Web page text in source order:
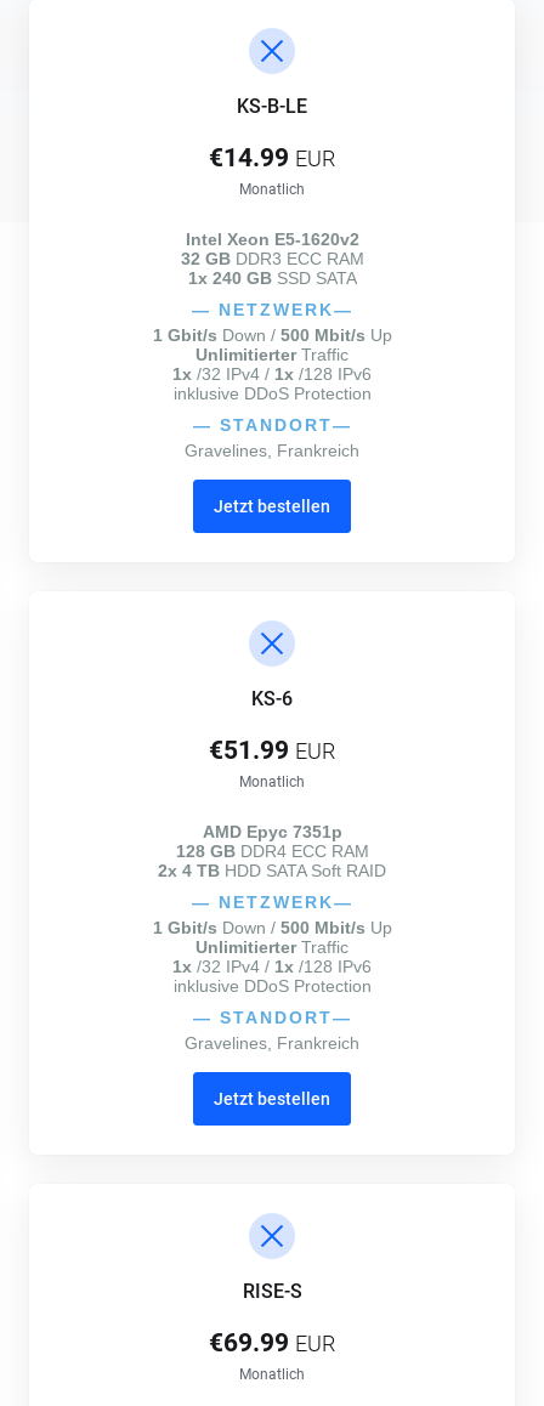
KS-B-LE
€14.99 EUR
Monatlich
Intel Xeon E5-1620v2
32 GBDDR3 ECC RAM
1x 240 GBSSD SATA
— NETZWERK—
1 Gbit/s Down / 500 Mbit/s Up
UnlimitierterTraffic
1x /32 IPv4 / 1x /128 IPv6
inklusive DDoS Protection
— STANDORT—
Gravelines, Frankreich
Jetzt bestellen
KS-6
€51.99 EUR
Monatlich
AMD Epyc 7351p
128 GBDDR4 ECC RAM
2x 4 TB HDD SATA Soft RAID
— NETZWERK—
1 Gbit/s Down / 500 Mbit/s Up
UnlimitierterTraffic
1x /32 IPv4 / 1x /128 IPv6
inklusive DDoS Protection
— STANDORT—
Gravelines, Frankreich
Jetzt bestellen
RISE-S
€69.99 EUR
Monatlich